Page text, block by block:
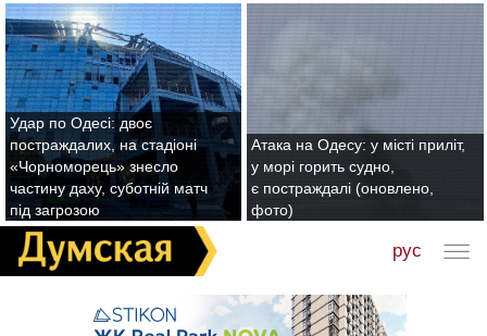
Удар по Одесі: двоє
постраждалих, на стадіоні
«Чорноморець» знесло
частину даху, суботній матч
під загрозою
Атака на Одесу: у місті приліт,
у морі горить судно,
є постраждалі (оновлено,
фото)
рус